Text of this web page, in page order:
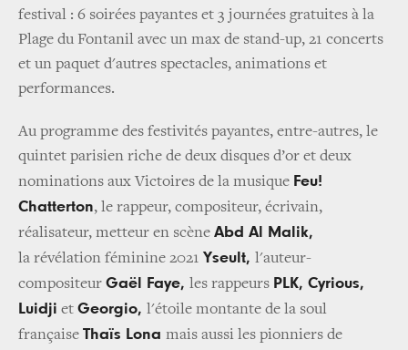
festival : 6 soirées payantes et 3 journées gratuites à la
Plage du Fontanil avec un max de stand-up, 21 concerts
et un paquet d'autres spectacles, animations et
performances.
Au programme des festivités payantes, entre-autres, le
quintet parisien riche de deux disques d’or et deux
nominations aux Victoires de la musique Feu!
Chatterton, le rappeur, compositeur, écrivain,
réalisateur, metteur en scène Abd Al Malik,
la révélation féminine 2021 Yseult, l'auteur-
compositeur Gaël Faye, les rappeurs PLK, Cyrious,
Luidji et Georgio, l'étoile montante de la soul
française Thaïs Lona mais aussi les pionniers de